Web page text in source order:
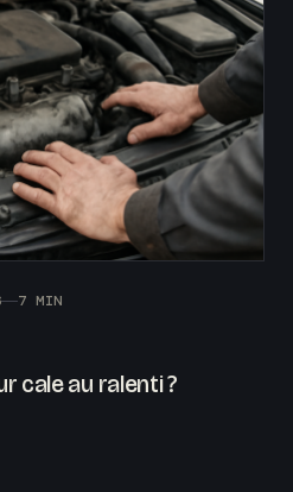
7 MIN
cale au ralenti ?